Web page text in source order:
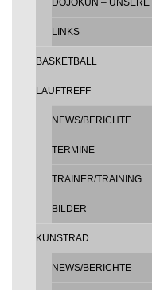
LINKS
BASKETBALL
LAUFTREFF
NEWS/BERICHTE
TERMINE
TRAINER/TRAINING
BILDER
KUNSTRAD
NEWS/BERICHTE